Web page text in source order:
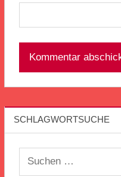
SCHLAGWORTSUCHE
Suchen